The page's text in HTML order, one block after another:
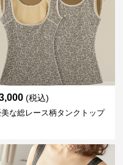
(税込)
な総レース柄タンクトップ